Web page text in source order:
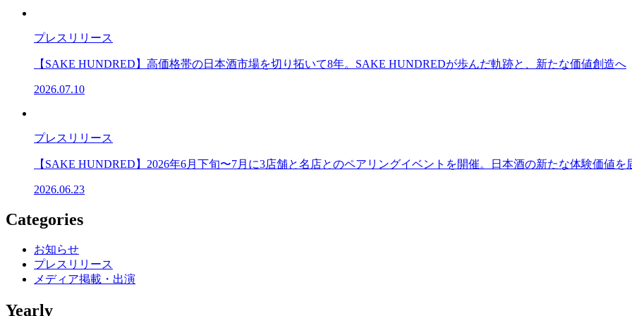
プレスリリース
【SAKE HUNDRED】高価格帯の日本酒市場を切り拓いて8年。SAKE HUNDREDが歩んだ軌跡と、新たな価値創造へ
2026.07.10
プレスリリース
【SAKE HUNDRED】2026年6月下旬〜7月に3店舗と名店とのペアリングイベントを開催。日本酒の新たな体験価値を
2026.06.23
Categories
お知らせ
プレスリリース
メディア掲載・出演
Yearly